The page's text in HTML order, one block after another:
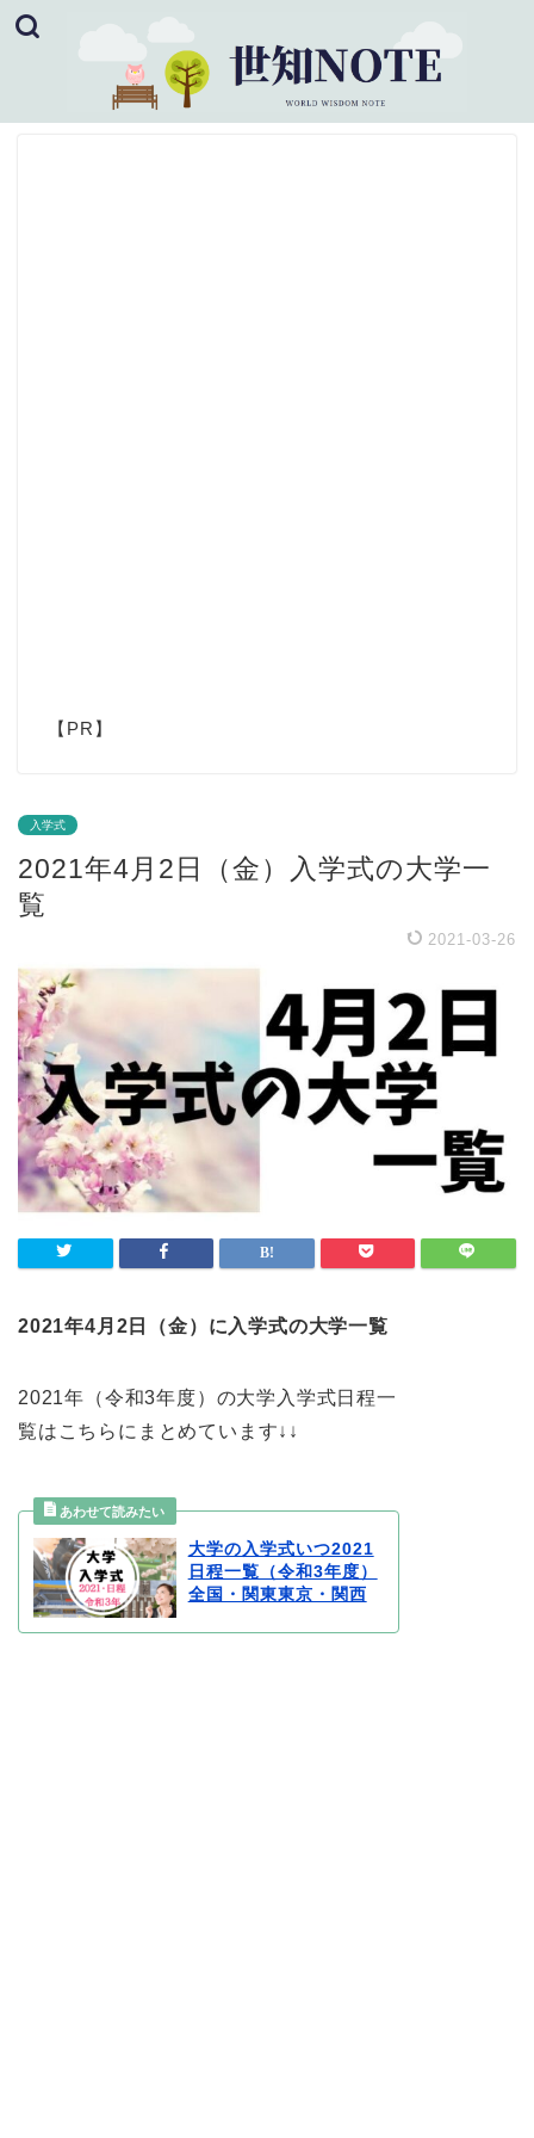
【PR】
入学式
2021年4月2日（金）入学式の大学一
覧
2021-03-26
2021年4月2日（金）に入学式の大学一覧
2021年（令和3年度）の大学入学式日程一
覧はこちらにまとめています↓↓
大学の入学式いつ2021
日程一覧（令和3年度）
全国・関東東京・関西